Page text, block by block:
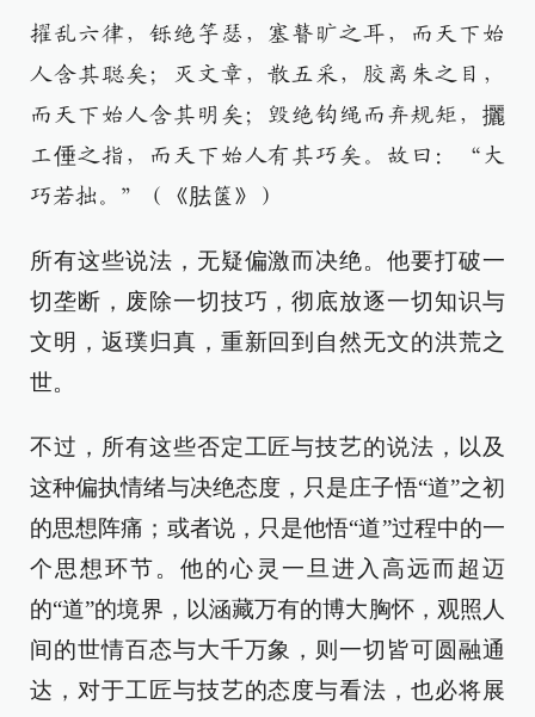
擢乱六律，铄绝竽瑟，塞瞽旷之耳，而天下始
人含其聪矣；灭文章，散五采，胶离朱之目，
而天下始人含其明矣；毁绝钩绳而弃规矩，攦
工倕之指，而天下始人有其巧矣。故曰：“大
巧若拙。”（《胠箧》）
所有这些说法，无疑偏激而决绝。他要打破一
切垄断，废除一切技巧，彻底放逐一切知识与
文明，返璞归真，重新回到自然无文的洪荒之
世。
不过，所有这些否定工匠与技艺的说法，以及
这种偏执情绪与决绝态度，只是庄子悟“道”之初
的思想阵痛；或者说，只是他悟“道”过程中的一
个思想环节。他的心灵一旦进入高远而超迈
的“道”的境界，以涵藏万有的博大胸怀，观照人
间的世情百态与大千万象，则一切皆可圆融通
达，对于工匠与技艺的态度与看法，也必将展